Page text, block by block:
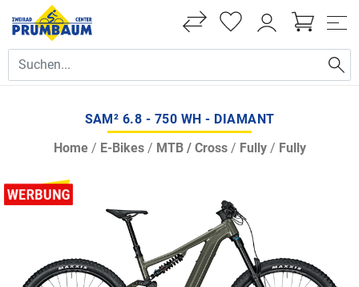
SAM² 6.8 - 750 WH - DIAMANT
Home/ E-Bikes/ MTB / Cross/ Fully/ Fully